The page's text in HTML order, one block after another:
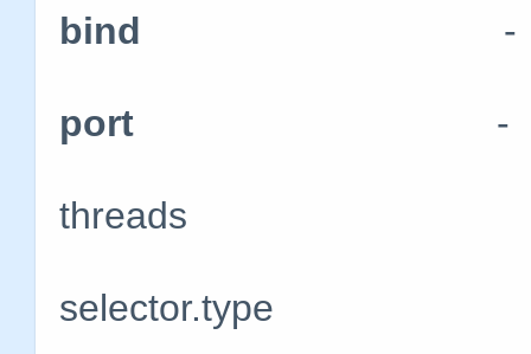
bind -
port -
threads 产生的
selector.type